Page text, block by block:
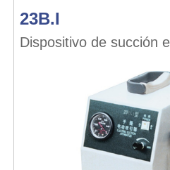
23B.I
Dispositivo de succión